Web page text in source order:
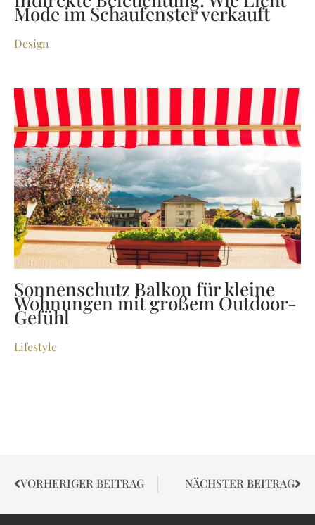
Mode im Schaufenster verkauft
Design
Sonnenschutz Balkon für kleine
Wohnungen mit großem Outdoor-
Gefühl
Lifestyle
VORHERIGER BEITRAG NÄCHSTER BEITRAG